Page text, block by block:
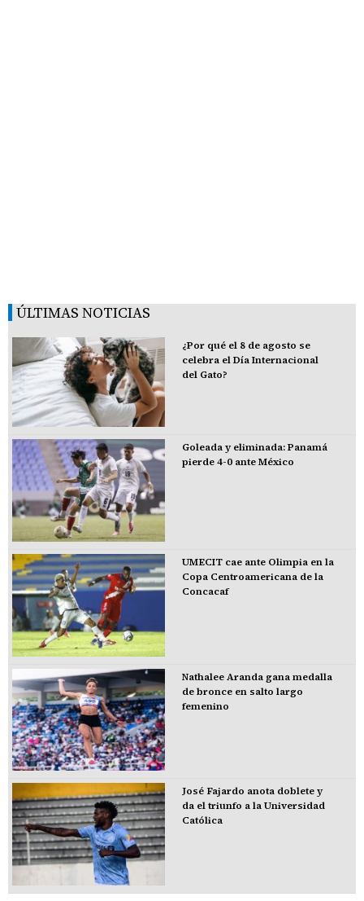
ÚLTIMAS NOTICIAS
¿Por qué el 8 de agosto se
celebra el Día Internacional
del Gato?
Goleada y eliminada: Panamá
pierde 4-0 ante México
UMECIT cae ante Olimpia en la
Copa Centroamericana de la
Concacaf
Nathalee Aranda gana medalla
de bronce en salto largo
femenino
José Fajardo anota doblete y
da el triunfo a la Universidad
Católica